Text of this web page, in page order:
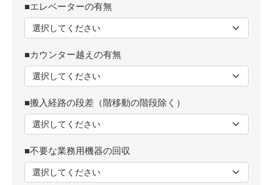
■エレベーターの有無
■カウンター越えの有無
■搬入経路の段差（階移動の階段除く）
■不要な業務用機器の回収